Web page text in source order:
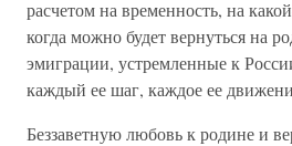
расчетом на временность, на
когда можно будет вернуться на
эмиграции, устремленные к
каждый ее шаг, каждое ее
Беззаветную любовь к родине и